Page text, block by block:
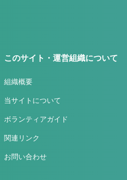
このサイト・運営組織について
組織概要
当サイトについて
ボランティアガイド
関連リンク
お問い合わせ